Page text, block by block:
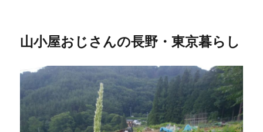
山小屋おじさんの長野・東京暮らし